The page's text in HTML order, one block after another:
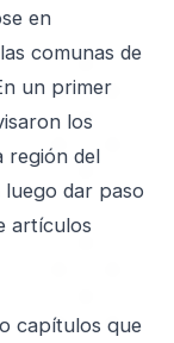
en
comunas de
un primer
los
región del
dar paso
artículos
capítulos que